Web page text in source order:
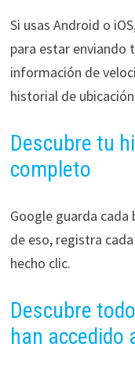
Si usas Android o
para estar enviando
información de
historial de
Descubre tu
completo
Google guarda cada
de eso, registra
hecho clic.
Descubre
han accedido